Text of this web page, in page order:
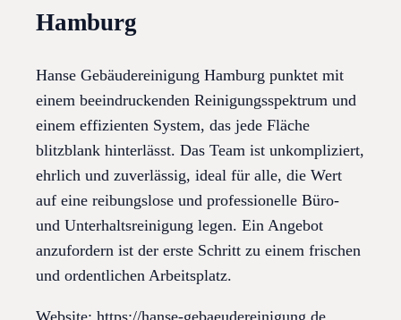
Hamburg
Hanse Gebäudereinigung Hamburg punktet mit
einem beeindruckenden Reinigungsspektrum und
einem effizienten System, das jede Fläche
blitzblank hinterlässt. Das Team ist unkompliziert,
ehrlich und zuverlässig, ideal für alle, die Wert
auf eine reibungslose und professionelle Büro-
und Unterhaltsreinigung legen. Ein Angebot
anzufordern ist der erste Schritt zu einem frischen
und ordentlichen Arbeitsplatz.
Website: https://hanse-gebaeudereinigung.de